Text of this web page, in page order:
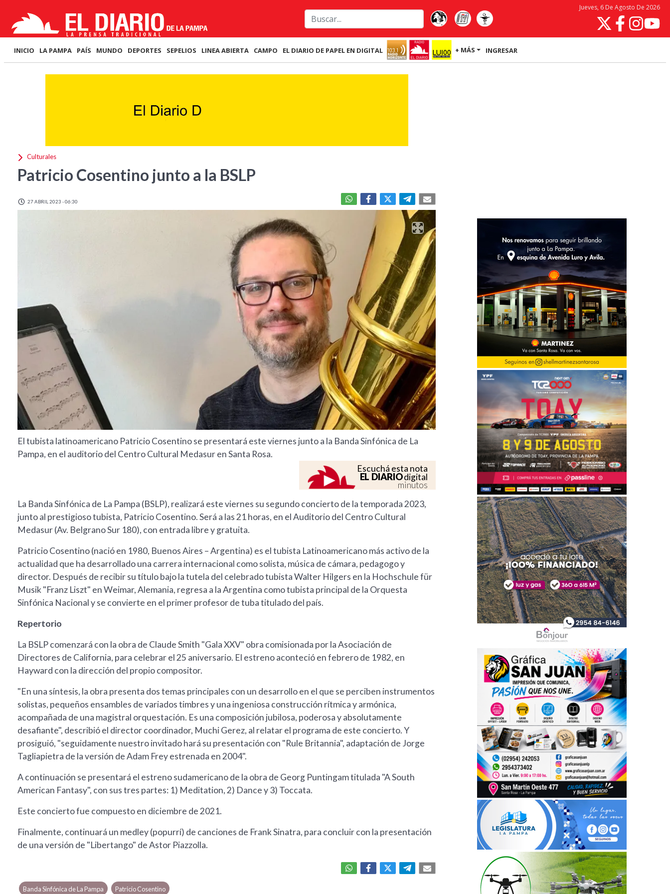
Jueves, 6 De Agosto De 2026
INICIO LA PAMPA PAÍS MUNDO DEPORTES SEPELIOS LINEA ABIERTA CAMPO EL DIARIO DE PAPEL EN DIGITAL + MÁS INGRESAR
Culturales
Patricio Cosentino junto a la BSLP
27 ABRIL 2023 - 06:30
El tubista latinoamericano Patricio Cosentino se presentará este viernes junto a la Banda Sinfónica de La
Pampa, en el auditorio del Centro Cultural Medasur en Santa Rosa.
Escuchá esta nota
EL DIARIOdigital
minutos
La Banda Sinfónica de La Pampa (BSLP), realizará este viernes su segundo concierto de la temporada 2023,
junto al prestigioso tubista, Patricio Cosentino. Será a las 21 horas, en el Auditorio del Centro Cultural
Medasur (Av. Belgrano Sur 180), con entrada libre y gratuita.
Patricio Cosentino (nació en 1980, Buenos Aires – Argentina) es el tubista Latinoamericano más activo de la
actualidad que ha desarrollado una carrera internacional como solista, música de cámara, pedagogo y
director. Después de recibir su título bajo la tutela del celebrado tubista Walter Hilgers en la Hochschule für
Musik "Franz Liszt" en Weimar, Alemania, regresa a la Argentina como tubista principal de la Orquesta
Sinfónica Nacional y se convierte en el primer profesor de tuba titulado del país.
Repertorio
La BSLP comenzará con la obra de Claude Smith "Gala XXV" obra comisionada por la Asociación de
Directores de California, para celebrar el 25 aniversario. El estreno aconteció en febrero de 1982, en
Hayward con la dirección del propio compositor.
"En una síntesis, la obra presenta dos temas principales con un desarrollo en el que se perciben instrumentos
solistas, pequeños ensambles de variados timbres y una ingeniosa construcción rítmica y armónica,
acompañada de una magistral orquestación. Es una composición jubilosa, poderosa y absolutamente
desafiante", describió el director coordinador, Muchi Gerez, al relatar el programa de este concierto. Y
prosiguió, "seguidamente nuestro invitado hará su presentación con "Rule Britannia", adaptación de Jorge
Tagliapietra de la versión de Adam Frey estrenada en 2004".
A continuación se presentará el estreno sudamericano de la obra de Georg Puntingam titulada "A South
American Fantasy", con sus tres partes: 1) Meditation, 2) Dance y 3) Toccata.
Este concierto fue compuesto en diciembre de 2021.
Finalmente, continuará un medley (popurrí) de canciones de Frank Sinatra, para concluir con la presentación
de una versión de "Libertango" de Astor Piazzolla.
Banda Sinfónica de La Pampa Patricio Cosentino